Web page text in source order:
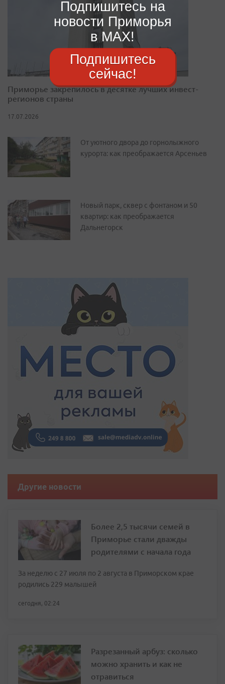
Приморье закрепилось в десятке лучших инвест-
регионов страны
17.07.2026
От уютного двора до горнолыжного
курорта: как преображается Арсеньев
Новый парк, сквер с фонтаном и 50
квартир: как преображается
Дальнегорск
Другие новости
Более 2,5 тысячи семей в
Приморье стали дважды
родителями с начала года
За неделю с 27 июля по 2 августа в Приморском крае
родились 229 малышей
сегодня, 02:24
Разрезанный арбуз: сколько
можно хранить и как не
отравиться
Подпишитесь на
новости Приморья
в MAX!
Подпишитесь
сейчас!